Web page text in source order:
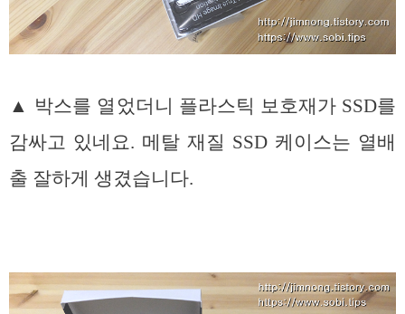
▲ 박스를 열었더니 플라스틱 보호재가 SSD를
감싸고 있네요. 메탈 재질 SSD 케이스는 열배
출 잘하게 생겼습니다.